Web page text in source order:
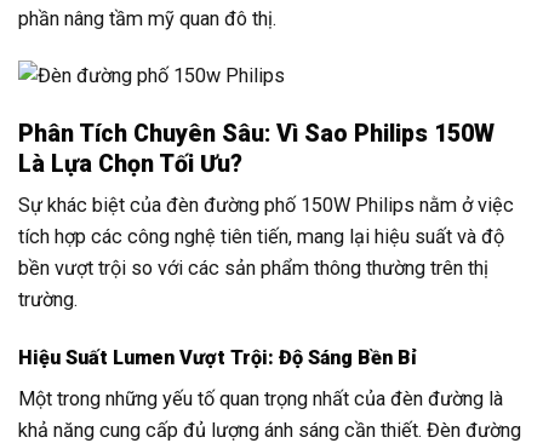
phần nâng tầm mỹ quan đô thị.
Phân Tích Chuyên Sâu: Vì Sao Philips 150W
Là Lựa Chọn Tối Ưu?
Sự khác biệt của đèn đường phố 150W Philips nằm ở việc
tích hợp các công nghệ tiên tiến, mang lại hiệu suất và độ
bền vượt trội so với các sản phẩm thông thường trên thị
trường.
Hiệu Suất Lumen Vượt Trội: Độ Sáng Bền Bỉ
Một trong những yếu tố quan trọng nhất của đèn đường là
khả năng cung cấp đủ lượng ánh sáng cần thiết. Đèn đường